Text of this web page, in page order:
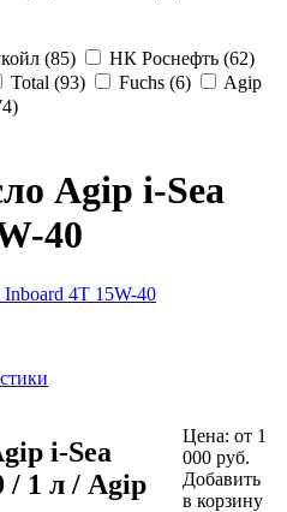
(85)
НК Роснефть (62)
Total (93) Fuchs (6)
Agip
Agip i-Sea
40
i-Sea
/ 1 л / Agip
Цена: от 1
000 руб.
Добавить
в корзину